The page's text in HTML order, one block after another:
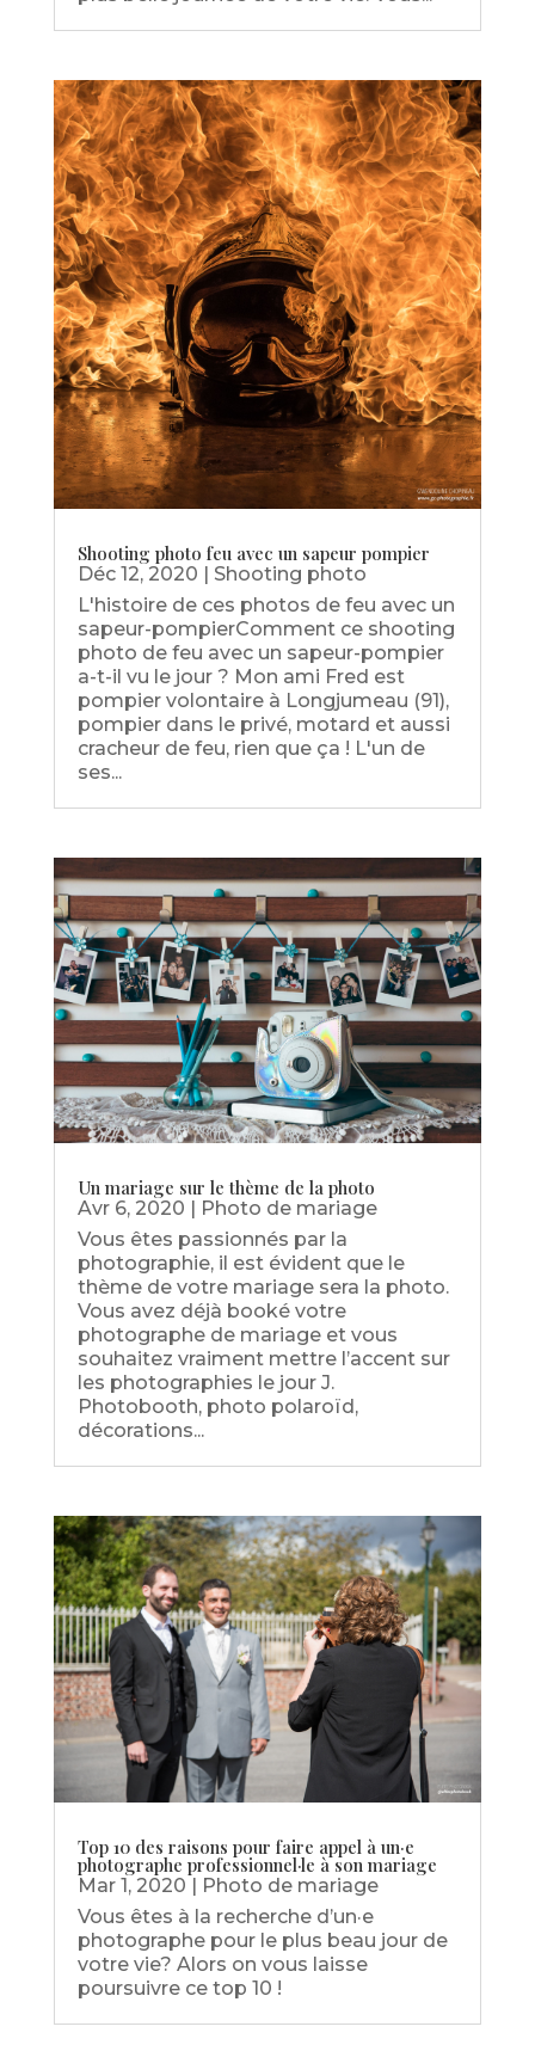
Shooting photo feu avec un sapeur pompier
Déc 12, 2020 | Shooting photo
L'histoire de ces photos de feu avec un
sapeur-pompierComment ce shooting
photo de feu avec un sapeur-pompier
a-t-il vu le jour ? Mon ami Fred est
pompier volontaire à Longjumeau (91),
pompier dans le privé, motard et aussi
cracheur de feu, rien que ça ! L'un de
ses...
Un mariage sur le thème de la photo
Avr 6, 2020
Photo de mariage
​Vous êtes passionnés par la
photographie, il est évident que le
thème de votre mariage sera la photo.
Vous avez déjà booké votre
photographe de mariage et vous
souhaitez vraiment mettre l’accent sur
les photographies le jour J.
Photobooth, photo polaroïd,
décorations...
Top 10 des raisons pour faire appel à un·e
photographe professionnel·le à son mariage
Mar 1, 2020 | Photo de mariage
Vous êtes à la recherche d’un·e
photographe pour le plus beau jour de
votre vie? Alors on vous laisse
poursuivre ce top 10 !